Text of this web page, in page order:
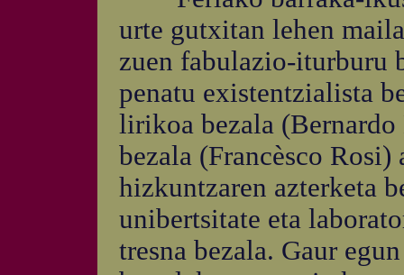
urte gutxitan lehen
zuen fabulazio-iturburu
penatu existentzialista
lirikoa bezala
bezala (Francèsco
hizkuntzaren azterketa
unibertsitate eta
tresna bezala. Gaur